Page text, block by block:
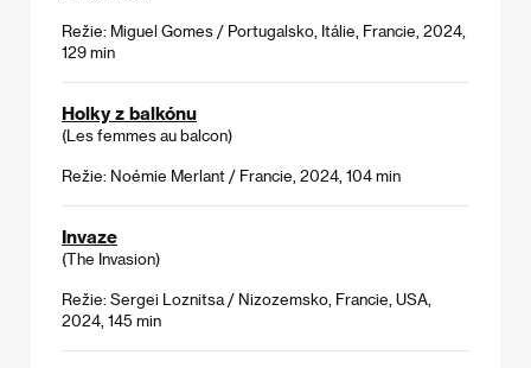
Režie: Miguel Gomes / Portugalsko, Itálie, Francie, 2024,
129 min
Holky z balkónu
(Les femmes au balcon)
Režie: Noémie Merlant / Francie, 2024, 104 min
Invaze
(The Invasion)
Režie: Sergei Loznitsa / Nizozemsko, Francie, USA,
2024, 145 min